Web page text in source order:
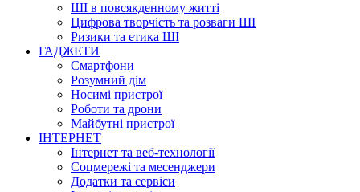
ШІ в повсякденному житті
Цифрова творчість та розваги ШІ
Ризики та етика ШІ
ГАДЖЕТИ
Смартфони
Розумний дім
Носимі пристрої
Роботи та дрони
Майбутні пристрої
ІНТЕРНЕТ
Інтернет та веб-технології
Соцмережі та месенджери
Додатки та сервіси